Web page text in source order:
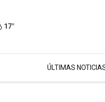
17°
ÚLTIMAS